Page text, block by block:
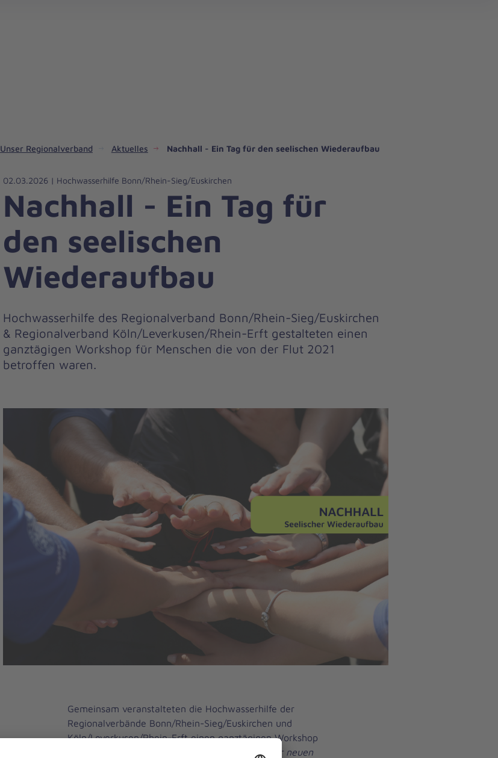
Unser Regionalverband Aktuelles Nachhall - Ein Tag für den seelischen Wiederaufbau
02.03.2026 | Hochwasserhilfe Bonn/Rhein-Sieg/Euskirchen
Nachhall - Ein Tag für
den seelischen
Wiederaufbau
Hochwasserhilfe des Regionalverband Bonn/Rhein-Sieg/Euskirchen
& Regionalverband Köln/Leverkusen/Rhein-Erft gestalteten einen
ganztägigen Workshop für Menschen die von der Flut 2021
betroffen waren.
Gemeinsam veranstalteten die Hochwasserhilfe der
Regionalverbände Bonn/Rhein-Sieg/Euskirchen und
Köln/Leverkusen/Rhein-Erft einen ganztägigen Workshop
„Nachhall – Impulse und Stärke für neuen